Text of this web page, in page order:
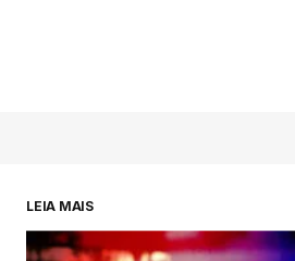
LEIA MAIS